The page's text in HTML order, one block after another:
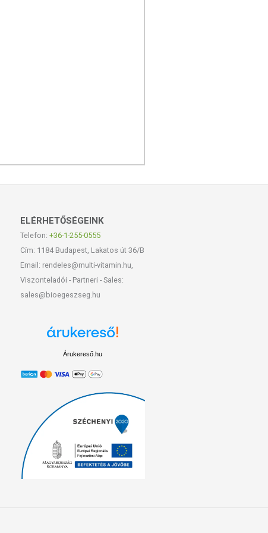
ELÉRHETŐSÉGEINK
Telefon: +36-1-255-0555
Cím: 1184 Budapest, Lakatos út 36/B
Email: rendeles@multi-vitamin.hu,
Viszonteladói - Partneri - Sales:
sales@bioegeszseg.hu
Árukereső.hu